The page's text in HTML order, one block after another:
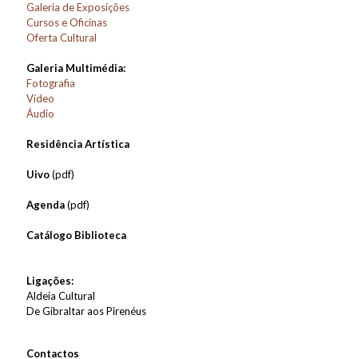
Galeria de Exposições
Cursos e Oficinas
Oferta Cultural
Galeria Multimédia:
Fotografia
Vídeo
Áudio
Residência Artística
Uivo(pdf)
Agenda(pdf)
Catálogo Biblioteca
Ligações:
Aldeia Cultural
De Gibraltar aos Pirenéus
Contactos